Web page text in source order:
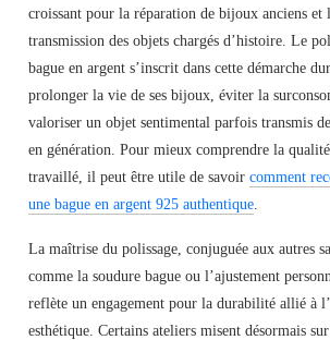
croissant pour la réparation de bijoux anciens et
transmission des objets chargés d’histoire. Le
bague en argent s’inscrit dans cette démarche
prolonger la vie de ses bijoux, éviter la
valoriser un objet sentimental parfois transmis
en génération. Pour mieux comprendre la
travaillé, il peut être utile de savoir comment
une bague en argent 925 authentique
La maîtrise du polissage, conjuguée aux autres
comme la soudure bague ou l’ajustement
reflète un engagement pour la durabilité allié à
esthétique. Certains ateliers misent désormais